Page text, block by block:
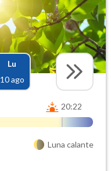
Lu
10 ago
20:22
Luna calante